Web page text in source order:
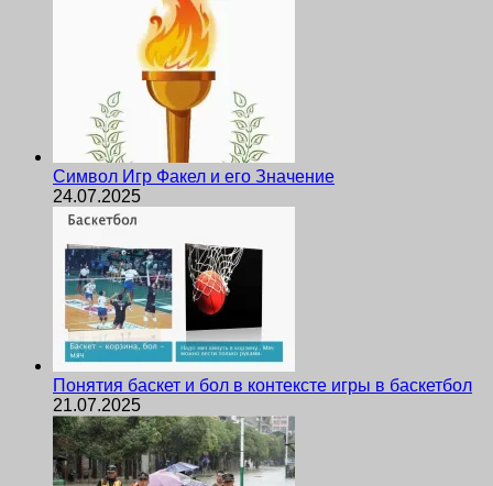
Символ Игр Факел и его Значение
24.07.2025
Понятия баскет и бол в контексте игры в баскетбол
21.07.2025